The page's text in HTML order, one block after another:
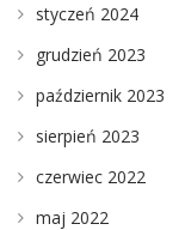
styczeń 2024
grudzień 2023
październik 2023
sierpień 2023
czerwiec 2022
maj 2022